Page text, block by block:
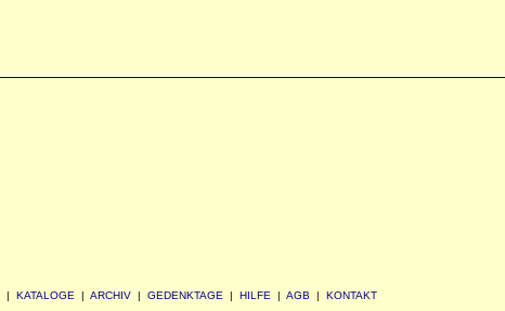
| KATALOGE | ARCHIV| GEDENKTAGE | HILFE | AGB | KONTAKT